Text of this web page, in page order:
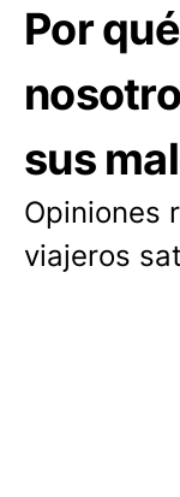
Por
sus
Opiniones
viajeros